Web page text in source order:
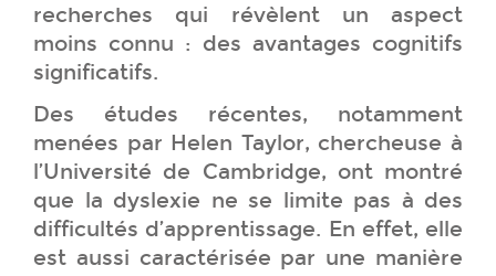
recherches qui révèlent un aspect
moins connu : des avantages cognitifs
significatifs.
Des études récentes, notamment
menées par Helen Taylor, chercheuse à
l’Université de Cambridge, ont montré
que la dyslexie ne se limite pas à des
difficultés d’apprentissage. En effet, elle
est aussi caractérisée par une manière